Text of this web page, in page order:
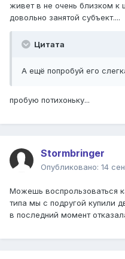
живет в не очень близком к
довольно занятой субъект....
Цитата
А ещё попробуй его
пробую потихоньку...
Stormbringer
Опубликовано: 14
Можешь воспрользоваться
типа мы с подругой купили
в последний момент